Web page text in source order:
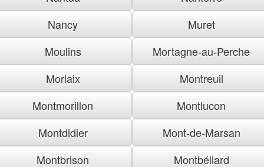
Nancy
Muret
Moulins
Mortagne-au-Perche
Morlaix
Montreuil
Montmorillon
Montlucon
Montdidier
Mont-de-Marsan
Montbrison
Montbéliard